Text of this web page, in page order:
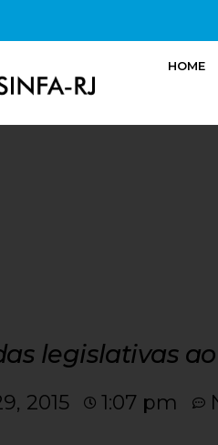
HOME
legislativas
2015 1:07 pm